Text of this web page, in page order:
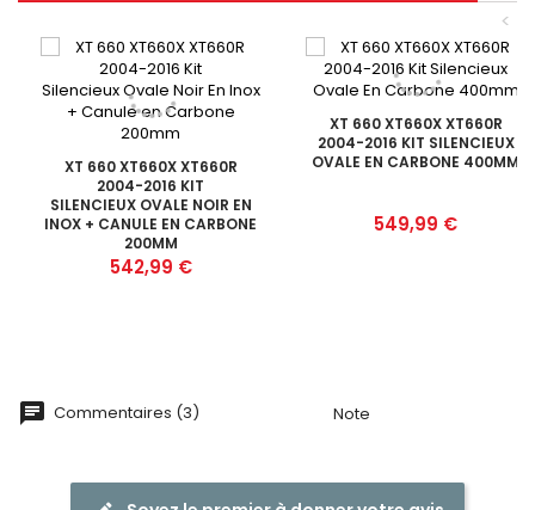
<
XT 660 XT660X XT660R
2004-2016 KIT
SILENCIEUX OVALE NOIR EN
INOX + CANULE EN CARBONE
200MM
Prix
542,99 €
XT 660 XT660X XT660R
2004-2016 KIT SILENCIEUX
OVALE EN CARBONE 400MM
Prix
549,99 €
Commentaires (3) Note